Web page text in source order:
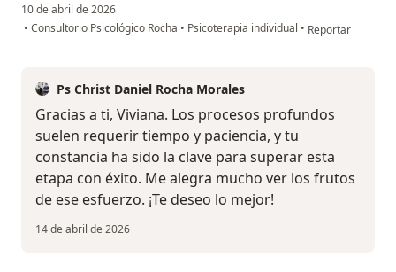
10 de abril de 2026
• Consultorio Psicológico Rocha • Psicoterapia individual • en opinión del
Reportar
Ps Christ Daniel Rocha Morales
Gracias a ti, Viviana. Los procesos profundos
suelen requerir tiempo y paciencia, y tu
constancia ha sido la clave para superar esta
etapa con éxito. Me alegra mucho ver los frutos
de ese esfuerzo. ¡Te deseo lo mejor!
14 de abril de 2026